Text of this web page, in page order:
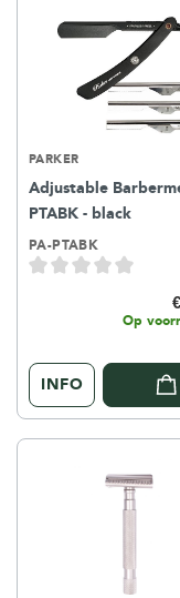
PARKER
Adjustable
PTABK - black
PA-PTABK
Op
INFO